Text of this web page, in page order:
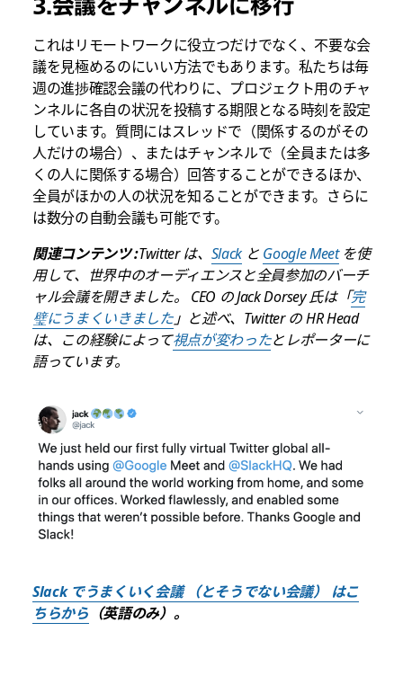
これはリモートワークに役立つだけでなく、不要な会
議を見極めるのにいい方法でもあります。私たちは毎
週の進捗確認会議の代わりに、プロジェクト用のチャ
ンネルに各自の状況を投稿する期限となる時刻を設定
しています。質問にはスレッドで（関係するのがその
人だけの場合）、またはチャンネルで（全員または多
くの人に関係する場合）回答することができるほか、
全員がほかの人の状況を知ることができます。さらに
は数分の自動会議も可能です。
関連コンテンツ :Twitter は、 Slack と Google Meetを使
用して、世界中のオーディエンスと全員参加のバーチ
ャル会議を開きました。 CEO の Jack Dorsey 氏は「完
璧にうまくいきました」と述べ、Twitter の HR Head
は、この経験によって視点が変わったとレポーターに
語っています。
Slack でうまくいく会議 （とそうでない会議） はこ
ちらから （英語のみ）。